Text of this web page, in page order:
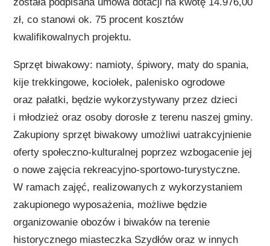
zł, co stanowi ok. 75 procent kosztów
kwalifikowalnych projektu.
Sprzęt biwakowy: namioty, śpiwory, maty do spania,
kije trekkingowe, kociołek, palenisko ogrodowe
oraz pałatki, będzie wykorzystywany przez dzieci
i młodzież oraz osoby dorosłe z terenu naszej gminy.
Zakupiony sprzęt biwakowy umożliwi uatrakcyjnienie
oferty społeczno-kulturalnej poprzez wzbogacenie jej
o nowe zajęcia rekreacyjno-sportowo-turystyczne.
W ramach zajęć, realizowanych z wykorzystaniem
zakupionego wyposażenia, możliwe będzie
organizowanie obozów i biwaków na terenie
historycznego miasteczka Szydłów oraz w innych